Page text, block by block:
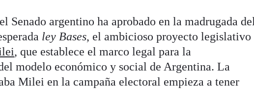
Senado argentino ha aprobado en la madrugada del
ley Bases, el ambicioso proyecto legislativo
, que establece el marco legal para la
modelo económico y social de Argentina. La
Milei en la campaña electoral empieza a tener